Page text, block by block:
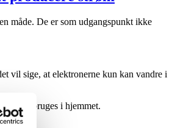
måde. De er som udgangspunkt ikke
vil sige, at elektronerne kun kan vandre i
kan bruges i hjemmet.